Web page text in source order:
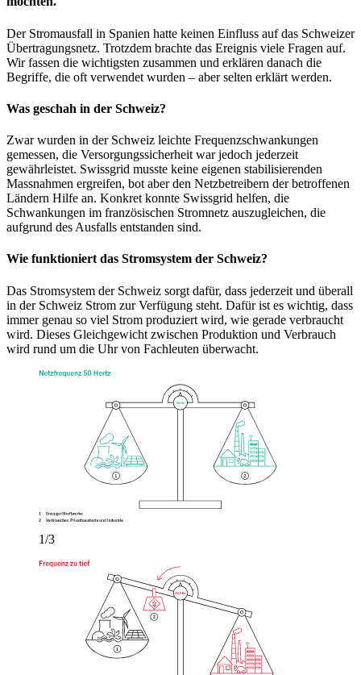
Der Stromausfall in Spanien hatte keinen Einfluss auf das Schweizer
Übertragungsnetz. Trotzdem brachte das Ereignis viele Fragen auf.
Wir fassen die wichtigsten zusammen und erklären danach die
Begriffe, die oft verwendet wurden – aber selten erklärt werden.
Was geschah in der Schweiz?
Zwar wurden in der Schweiz leichte Frequenzschwankungen
gemessen, die Versorgungssicherheit war jedoch jederzeit
gewährleistet. Swissgrid musste keine eigenen stabilisierenden
Massnahmen ergreifen, bot aber den Netzbetreibern der betroffenen
Ländern Hilfe an. Konkret konnte Swissgrid helfen, die
Schwankungen im französischen Stromnetz auszugleichen, die
aufgrund des Ausfalls entstanden sind.
Wie funktioniert das Stromsystem der Schweiz?
Das Stromsystem der Schweiz sorgt dafür, dass jederzeit und überall
in der Schweiz Strom zur Verfügung steht. Dafür ist es wichtig, dass
immer genau so viel Strom produziert wird, wie gerade verbraucht
wird. Dieses Gleichgewicht zwischen Produktion und Verbrauch
wird rund um die Uhr von Fachleuten überwacht.
1/3